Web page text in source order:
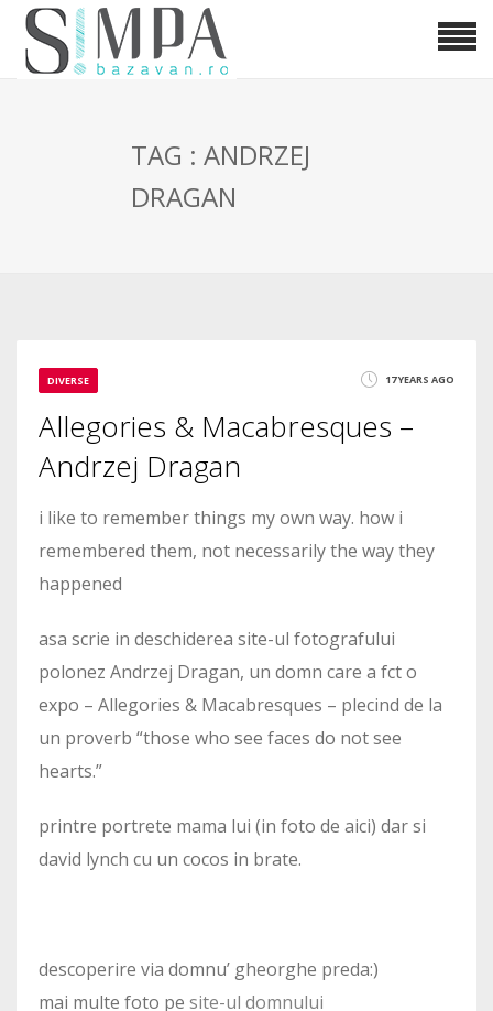
TAG : ANDRZEJ
DRAGAN
DIVERSE 17 YEARS AGO
Allegories & Macabresques –
Andrzej Dragan
i like to remember things my own way. how i
remembered them, not necessarily the way they
happened
asa scrie in deschiderea site-ul fotografului
polonez Andrzej Dragan, un domn care a fct o
expo – Allegories & Macabresques – plecind de la
un proverb “those who see faces do not see
hearts.”
printre portrete mama lui (in foto de aici) dar si
david lynch cu un cocos in brate.
descoperire via domnu’ gheorghe preda:)
mai multe foto pe site-ul domnului